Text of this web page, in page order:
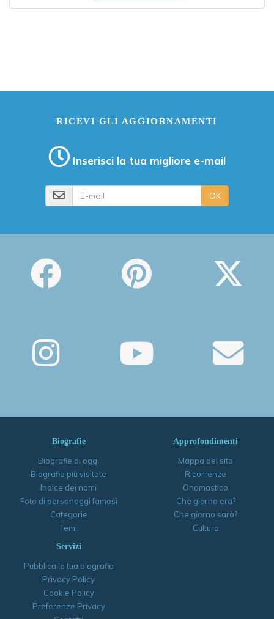
RICEVI GLI AGGIORNAMENTI
Inserisci la tua migliore e-mail
OK
Biografie
Biografie di oggi
Biografie più visitate
Indice dei nomi
Foto di personaggi famosi
Categorie
Temi
Approfondimenti
Mappa del sito
Ricorrenze
Onomastico
Che giorno era?
Che giorno sarà?
Cultura
Servizi
Pubblica la tua biografia
Privacy Policy
Cookie Policy
Preferenze Privacy